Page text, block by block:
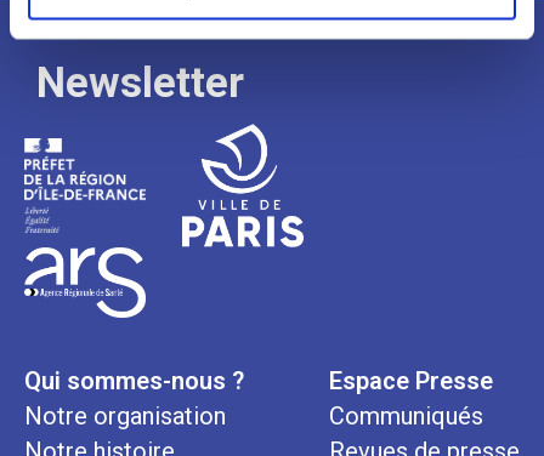
Newsletter
Qui sommes-nous ?
Notre organisation
Espace Presse
Communiqués